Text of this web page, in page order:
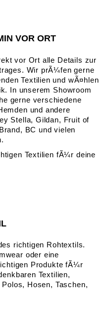
VOR ORT
vor Ort alle Details zur
Wir prÃ¼fen gerne
Textilien und wÃ¤hlen
In unserem Showroom
gerne verschiedene
und andere
Stella, Gildan, Fruit of
BC und vielen
Textilien fÃ¼r deine
richtigen Rohtextils.
oder eine
Produkte fÃ¼r
Textilien,
Hosen, Taschen,